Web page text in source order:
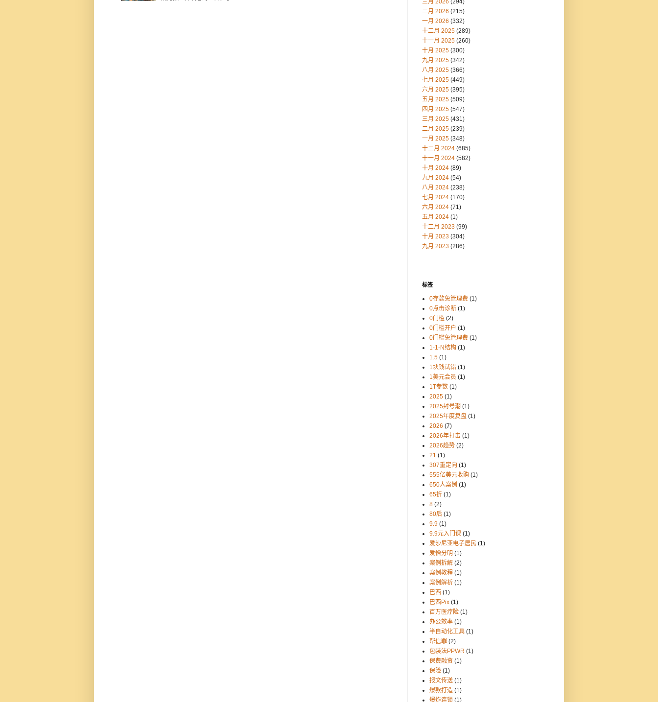
三月 2026 (294)
二月 2026 (215)
一月 2026 (332)
十二月 2025 (289)
十一月 2025 (260)
十月 2025 (300)
九月 2025 (342)
八月 2025 (366)
七月 2025 (449)
六月 2025 (395)
五月 2025 (509)
四月 2025 (547)
三月 2025 (431)
二月 2025 (239)
一月 2025 (348)
十二月 2024 (685)
十一月 2024 (582)
十月 2024 (89)
九月 2024 (54)
八月 2024 (238)
七月 2024 (170)
六月 2024 (71)
五月 2024 (1)
十二月 2023 (99)
十月 2023 (304)
九月 2023 (286)
标签
0存款免管理费 (1)
0点击诊断 (1)
0门槛 (2)
0门槛开户 (1)
0门槛免管理费 (1)
1-1-N结构 (1)
1.5 (1)
1块钱试错 (1)
1美元会员 (1)
1T参数 (1)
2025 (1)
2025封号潮 (1)
2025年度复盘 (1)
2026 (7)
2026年打击 (1)
2026趋势 (2)
21 (1)
307重定向 (1)
555亿美元收购 (1)
650人案例 (1)
65折 (1)
8 (2)
80后 (1)
9.9 (1)
9.9元入门课 (1)
爱沙尼亚电子居民 (1)
爱憎分明 (1)
案例拆解 (2)
案例教程 (1)
案例解析 (1)
巴西 (1)
巴西Pix (1)
百万医疗险 (1)
办公效率 (1)
半自动化工具 (1)
帮信罪 (2)
包装法PPWR (1)
保费融资 (1)
保险 (1)
报文传送 (1)
爆款打造 (1)
爆炸连锁 (1)